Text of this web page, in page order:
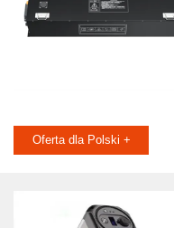
Oferta dla Polski +